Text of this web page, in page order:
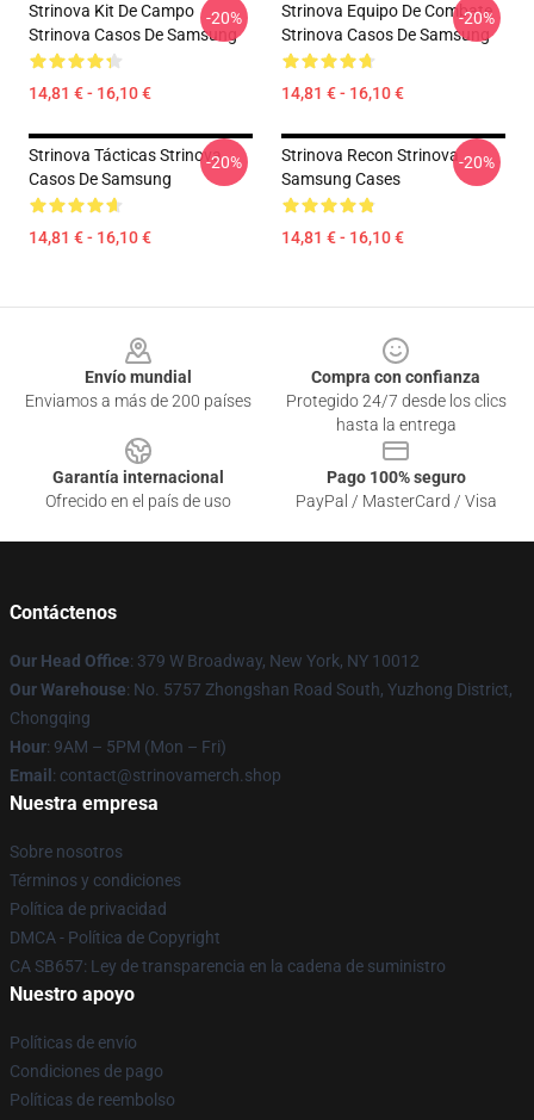
Strinova Kit De Campo
Strinova Casos De Samsung
14,81 € - 16,10 €
-20%
Strinova Equipo De Combate
Strinova Casos De Samsung
14,81 € - 16,10 €
-20%
Strinova Tácticas Strinova
Casos De Samsung
14,81 € - 16,10 €
-20%
Strinova Recon Strinova
Samsung Cases
14,81 € - 16,10 €
-20%
Envío mundial
Enviamos a más de 200 países
Compra con confianza
Protegido 24/7 desde los clics
hasta la entrega
Garantía internacional
Ofrecido en el país de uso
Pago 100% seguro
PayPal / MasterCard / Visa
Contáctenos
Our Head Office: 379 W Broadway, New York, NY 10012
Our Warehouse: No. 5757 Zhongshan Road South, Yuzhong District,
Chongqing
Hour: 9AM – 5PM (Mon – Fri)
Email : contact@strinovamerch.shop
Nuestra empresa
Sobre nosotros
Términos y condiciones
Política de privacidad
DMCA - Política de Copyright
CA SB657: Ley de transparencia en la cadena de suministro
Nuestro apoyo
Políticas de envío
Condiciones de pago
Políticas de reembolso